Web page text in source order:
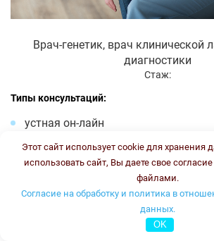
Врач-генетик, врач клинической
диагностики
Стаж:
Типы консультаций:
устная он-лайн
письменная офлайн
3500 рублей
График работы:ПН, ВТ, ЧТ, ПТ с 16.00 до
Онлайн консультация
Этот сайт использует cookie для хранения
использовать сайт, Вы даете свое
файлами.
Согласие на обработку и политика в
данных.
OK